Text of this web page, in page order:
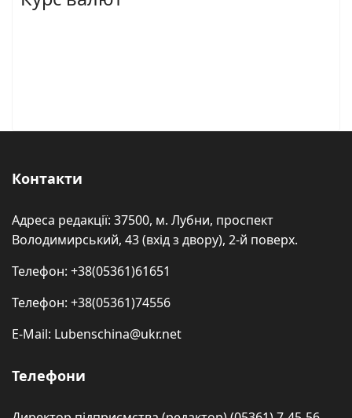
Контакти
Адреса редакції: 37500, м. Лубни, проспект
Володимирський, 43 (вхід з двору), 2-й поверх.
Телефон: +38(05361)61651
Телефон: +38(05361)74556
E-Mail: Lubenschina@ukr.net
Телефони